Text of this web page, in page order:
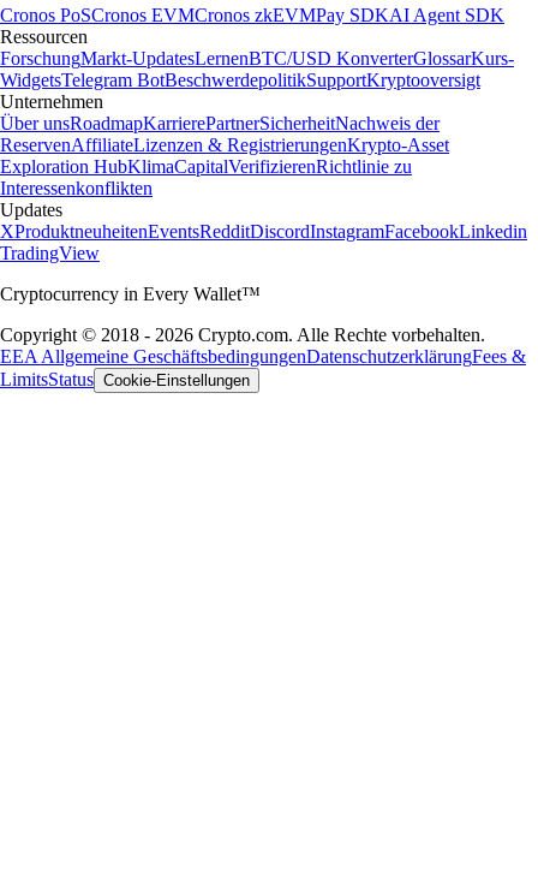
Cronos PoSCronos EVMCronos zkEVMPay SDKAI Agent SDK
Ressourcen
ForschungMarkt-UpdatesLernenBTC/USD KonverterGlossarKurs-
WidgetsTelegram BotBeschwerdepolitikSupportKryptooversigt
Unternehmen
Über unsRoadmapKarrierePartnerSicherheitNachweis der
ReservenAffiliateLizenzen & RegistrierungenKrypto-Asset
Exploration HubKlimaCapitalVerifizierenRichtlinie zu
Interessenkonflikten
Updates
XProduktneuheitenEventsRedditDiscordInstagramFacebookLinkedin
TradingView
Cryptocurrency in Every Wallet™
Copyright © 2018 - 2026 Crypto.com. Alle Rechte vorbehalten.
EEA Allgemeine GeschäftsbedingungenDatenschutzerklärungFees &
LimitsStatus Cookie-Einstellungen